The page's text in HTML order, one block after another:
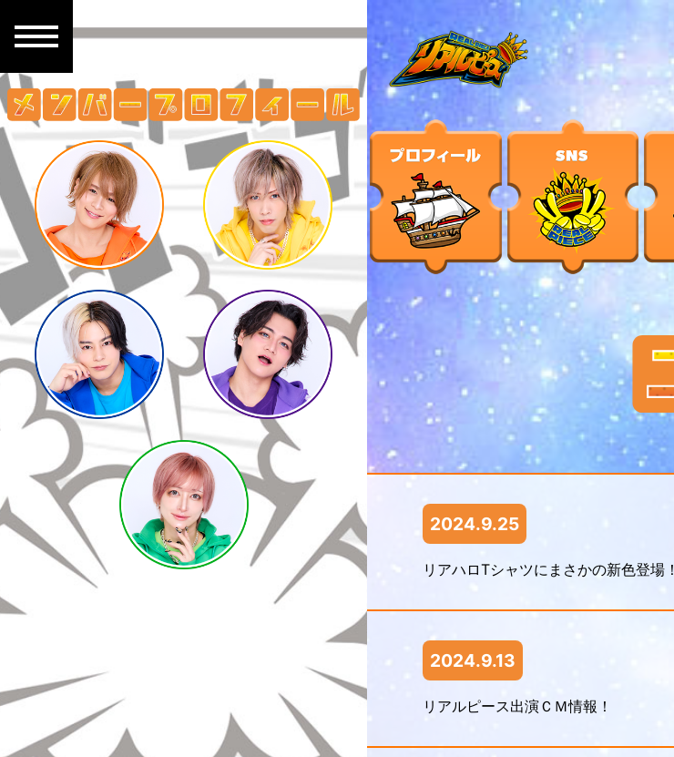
2024.9.25
リアハロTシャツにまさかの新色登場！
2024.9.13
リアルピース出演ＣＭ情報！